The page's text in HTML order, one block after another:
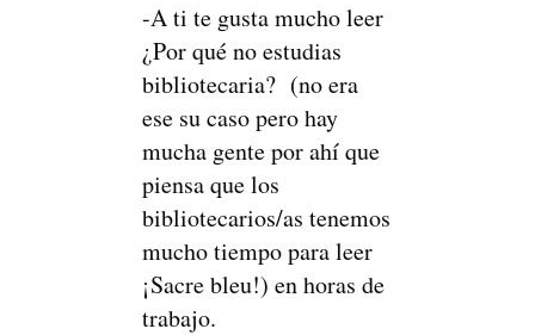
-A ti te gusta mucho leer
¿Por qué no estudias
bibliotecaria? (no era
ese su caso pero hay
mucha gente por ahí que
piensa que los
bibliotecarios/as tenemos
mucho tiempo para leer
¡Sacre bleu!) en horas de
trabajo.